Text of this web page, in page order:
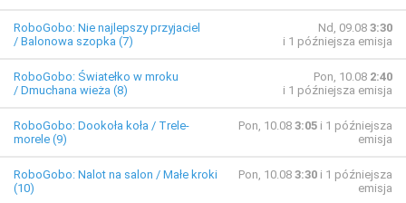
RoboGobo: Nie najlepszy przyjaciel
/ Balonowa szopka (7)
Nd, 09.08 3:30
i 1 późniejsza emisja
RoboGobo: Światełko w mroku
/ Dmuchana wieża (8)
Pon, 10.08 2:40
i 1 późniejsza emisja
RoboGobo: Dookoła koła / Trele-
morele (9)
Pon, 10.08 3:05 i 1 późniejsza
emisja
RoboGobo: Nalot na salon / Małe kroki
(10)
Pon, 10.08 3:30 i 1 późniejsza
emisja